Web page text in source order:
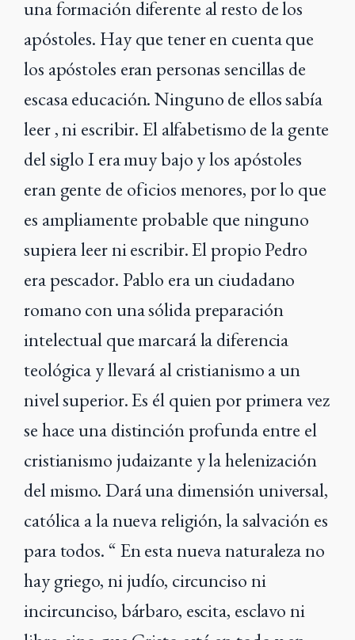
una formación diferente al resto de los
apóstoles. Hay que tener en cuenta que
los apóstoles eran personas sencillas de
escasa educación. Ninguno de ellos sabía
leer , ni escribir. El alfabetismo de la gente
del siglo I era muy bajo y los apóstoles
eran gente de oficios menores, por lo que
es ampliamente probable que ninguno
supiera leer ni escribir. El propio Pedro
era pescador. Pablo era un ciudadano
romano con una sólida preparación
intelectual que marcará la diferencia
teológica y llevará al cristianismo a un
nivel superior. Es él quien por primera vez
se hace una distinción profunda entre el
cristianismo judaizante y la helenización
del mismo. Dará una dimensión universal,
católica a la nueva religión, la salvación es
para todos. “ En esta nueva naturaleza no
hay griego, ni judío, circunciso ni
incircunciso, bárbaro, escita, esclavo ni